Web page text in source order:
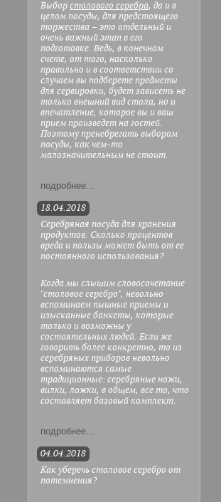
Выбор столового серебра, да и в
целом посуды, для предстоящего
торжества – это отдельный и
очень важный этап в его
подготовке. Ведь, в конечном
счете, от того, насколько
правильно и в соответствии со
случаем вы подберете предметы
для сервировки, будет зависеть не
только внешний вид стола, но и
впечатление, которое вы и ваш
прием произведет на гостей.
Поэтому пренебрегать выбором
посуды, как чем-то
малозначительным не стоит.
подробнее...
18.04.2018
Серебряная посуда для хранения
продуктов. Сколько процентов
вреда и пользы может быть от ее
постоянного использования?
Когда мы слышим словосочетание
"столовое серебро", невольно
вспоминаем пышные приемы и
изысканные банкеты, которые
только и возможны у
состоятельных людей. Если же
говорить более конкретно, то из
серебряных приборов невольно
вспоминаются самые
традиционные: серебряные ножи,
вилки, ложки, в общем, все то, что
составляет базовый комплект.
подробнее...
04.04.2018
Как уберечь столовое серебро от
потемнения?